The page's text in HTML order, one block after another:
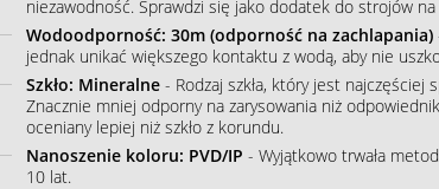
niezawodność. Sprawdzi się jako dodatek do strojów
Wodoodporność: 30m (odporność na zachlapania)
jednak unikać większego kontaktu z wodą, aby nie
Szkło: Mineralne- Rodzaj szkła, który jest najczęściej
Znacznie mniej odporny na zarysowania niż
oceniany lepiej niż szkło z korundu.
Nanoszenie koloru: PVD/IP - Wyjątkowo trwała
10 lat.